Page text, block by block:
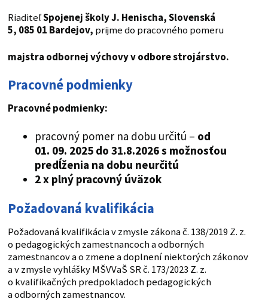
RiaditeľSpojenej školy J. Henischa, Slovenská
5, 085 01 Bardejov, prijme do pracovného pomeru
majstra odbornej výchovy v odbore strojárstvo.
Pracovné podmienky
Pracovné podmienky:
pracovný pomer na dobu určitú – od
01. 09. 2025 do 31.8.2026 s možnosťou
predĺženia na dobu neurčitú
2 x plný pracovný úväzok
Požadovaná kvalifikácia
Požadovaná kvalifikácia v zmysle zákona č. 138/2019 Z. z.
o pedagogických zamestnancoch a odborných
zamestnancov a o zmene a doplnení niektorých zákonov
a v zmysle vyhlášky MŠVVaŠ SR č. 173/2023 Z. z.
o kvalifikačných predpokladoch pedagogických
a odborných zamestnancov.